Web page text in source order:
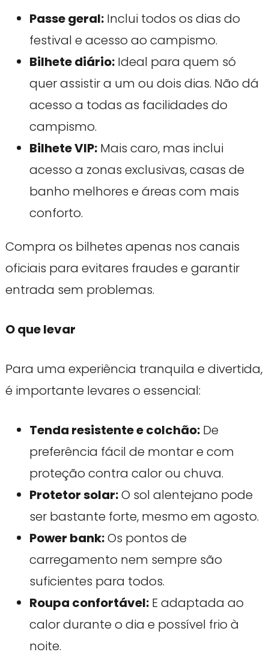
Passe geral:Inclui todos os dias do
festival e acesso ao campismo.
Bilhete diário:Ideal para quem só
quer assistir a um ou dois dias. Não dá
acesso a todas as facilidades do
campismo.
Bilhete VIP:Mais caro, mas inclui
acesso a zonas exclusivas, casas de
banho melhores e áreas com mais
conforto.
Compra os bilhetes apenas nos canais
oficiais para evitares fraudes e garantir
entrada sem problemas.
O que levar
Para uma experiência tranquila e divertida,
é importante levares o essencial:
Tenda resistente e colchão:De
preferência fácil de montar e com
proteção contra calor ou chuva.
Protetor solar:O sol alentejano pode
ser bastante forte, mesmo em agosto.
Power bank:Os pontos de
carregamento nem sempre são
suficientes para todos.
Roupa confortável:E adaptada ao
calor durante o dia e possível frio à
noite.